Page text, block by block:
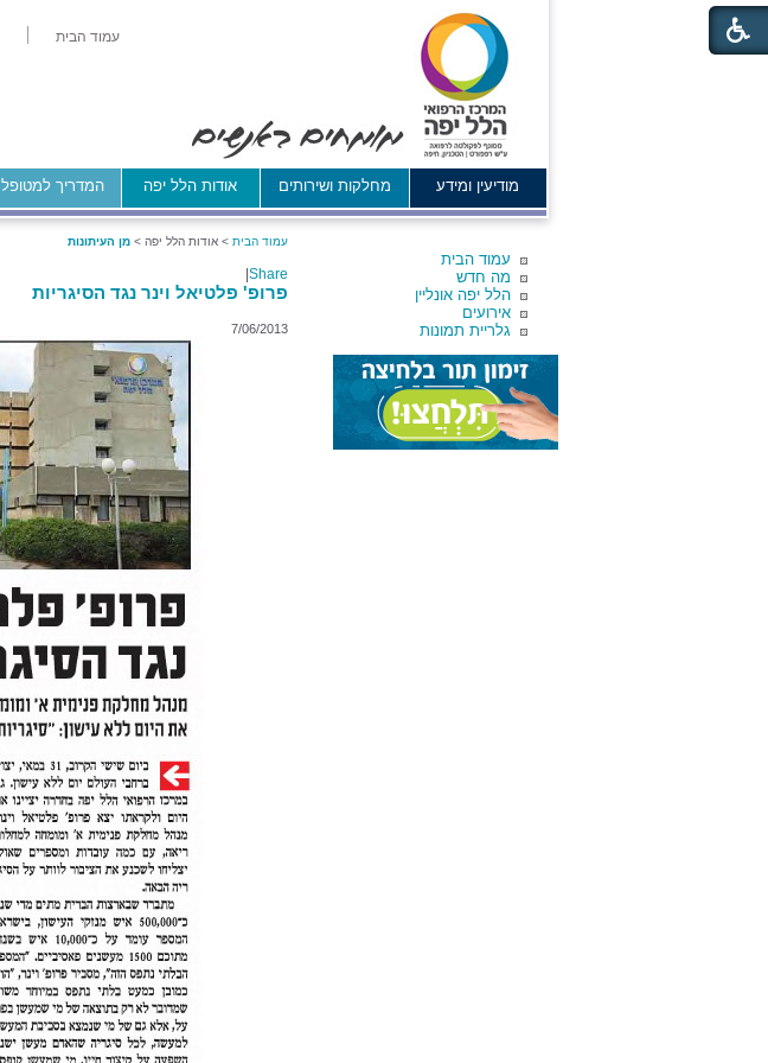
עמוד הבית
מודיעין ומידע מחלקות ושירותים אודות הלל יפה המדריך למטופל
עמוד הבית
מה חדש
הלל יפה אונליין
אירועים
גלריית תמונות
עמוד הבית > אודות הלל יפה > מן העיתונות
Share
פרופ' פלטיאל וינר נגד הסיגריות
7/06/2013